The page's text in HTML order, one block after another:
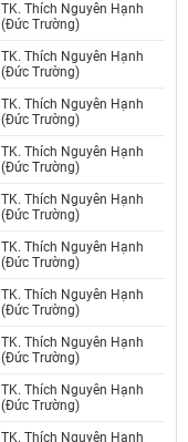
TK. Thích Nguyên Hạnh
(Đức Trường)
TK. Thích Nguyên Hạnh
(Đức Trường)
TK. Thích Nguyên Hạnh
(Đức Trường)
TK. Thích Nguyên Hạnh
(Đức Trường)
TK. Thích Nguyên Hạnh
(Đức Trường)
TK. Thích Nguyên Hạnh
(Đức Trường)
TK. Thích Nguyên Hạnh
(Đức Trường)
TK. Thích Nguyên Hạnh
(Đức Trường)
TK. Thích Nguyên Hạnh
(Đức Trường)
TK. Thích Nguyên Hạnh